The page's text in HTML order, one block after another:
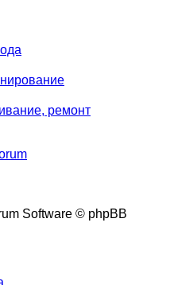
ремонт
Software © phpBB